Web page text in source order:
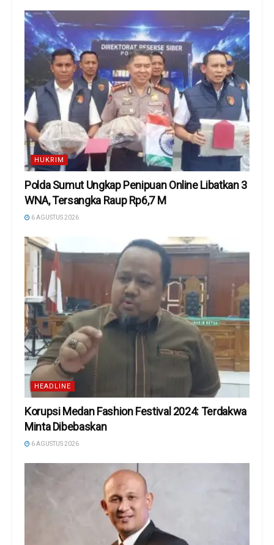
HUKRIM
Polda Sumut Ungkap Penipuan Online Libatkan 3
WNA, Tersangka Raup Rp6,7 M
6 AGUSTUS 2026
HEADLINE
Korupsi Medan Fashion Festival 2024: Terdakwa
Minta Dibebaskan
6 AGUSTUS 2026